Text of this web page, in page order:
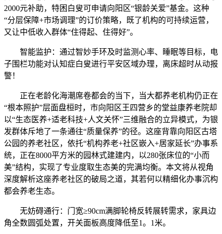
2000元补助，特困白叟可申请向阳区“银龄关爱”基金。这种
“分层保障+市场调理”的订价策略，既了机构的可持续运营，
又让中低收入群体“住得起、住得好”。
智能监护：通过智妙手环及时监测心率、睡眠等目标，电
子围栏功能对认知症白叟进行平安区域办理，离床超时从动报
警！
正在老龄化海潮席卷都会的当下，当大都养老机构仍正在
“根本照护”层面盘桓时，市向阳区王四营乡的堂益康养老院却
以“生态医养+适老科技+人文关怀”三维融合的立异模式，为银
发群体斥地了一条通往“质量保养”的径。这座背靠向阳区古塔
公园的养老社区，依托“机构养老+社区嵌入+居家延长”办事系
统，正在8000平方米的园林式建建内，以280张床位的“小而
美”结构，实现了专业度取生态美的完满均衡。本文将从视角
深度解析这座养老社区的破局之道，其若何以精细化办事沉构
都会养老生态。
无妨碍通行：门宽≥90cm满脚轮椅反转展转需求，家具边
角全数圆弧处置，开关面板高度降低至1。1米。